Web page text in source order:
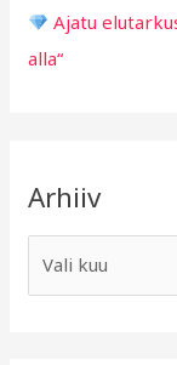
Ajatu
alla“
Arhiiv